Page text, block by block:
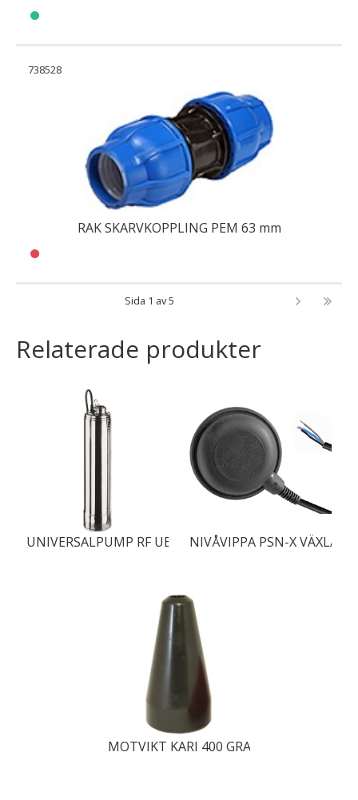
738528
RAK SKARVKOPPLING PEM 63 mm
Sida 1 av 5
Relaterade produkter
UNIVERSALPUMP RF UBE 80/20T MAN
NIVÅVIPPA PSN-X
MOTVIKT KARI 400 GRAM SVART